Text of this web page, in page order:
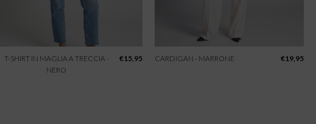
T-SHIRT IN MAGLIA A TRECCIA -
NERO
€15,95 CARDIGAN - MARRONE €19,95